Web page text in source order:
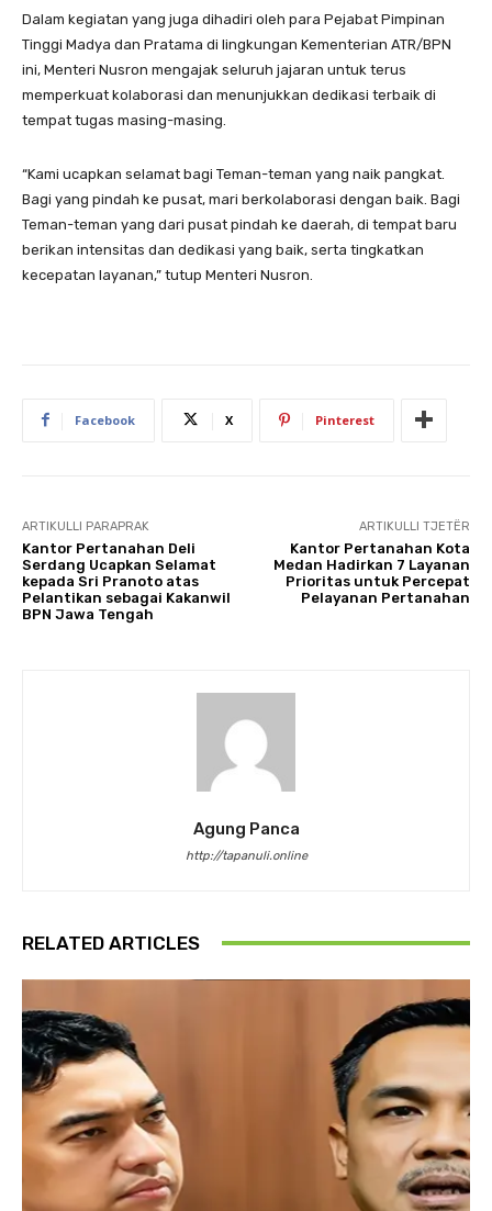
Dalam kegiatan yang juga dihadiri oleh para Pejabat Pimpinan
Tinggi Madya dan Pratama di lingkungan Kementerian ATR/BPN
ini, Menteri Nusron mengajak seluruh jajaran untuk terus
memperkuat kolaborasi dan menunjukkan dedikasi terbaik di
tempat tugas masing-masing.
“Kami ucapkan selamat bagi Teman-teman yang naik pangkat.
Bagi yang pindah ke pusat, mari berkolaborasi dengan baik. Bagi
Teman-teman yang dari pusat pindah ke daerah, di tempat baru
berikan intensitas dan dedikasi yang baik, serta tingkatkan
kecepatan layanan,” tutup Menteri Nusron.
Facebook X Pinterest
ARTIKULLI PARAPRAK
Kantor Pertanahan Deli
Serdang Ucapkan Selamat
kepada Sri Pranoto atas
Pelantikan sebagai Kakanwil
BPN Jawa Tengah
ARTIKULLI TJETËR
Kantor Pertanahan Kota
Medan Hadirkan 7 Layanan
Prioritas untuk Percepat
Pelayanan Pertanahan
Agung Panca
http://tapanuli.online
RELATED ARTICLES